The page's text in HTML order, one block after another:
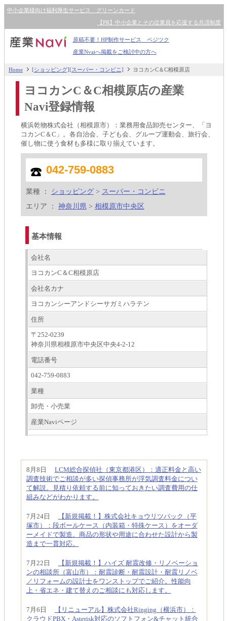
中小企業様向け福利厚生サービス グリーンカード
【PR】中小企業とその従業員を応援する共済制度
原稿不要！HP制作サービス ペジツク
産業Nvaiへ掲載をご検討中の方へ
Home [ショッピング][スーパー・コンビニ] ヨコカンC＆C相模原店
ヨコカンC＆C相模原店の産業
Navi登録情報
横浜乾物株式会社（相模原市）：業務用食品卸売センター、「ヨ
コカンC＆C」。各自治会、子ども会、グループ運動会、旅行会、
催し物に使う食材も多様に取り揃えています。
042-759-0883
業種 ： ショッピング> スーパー・コンビニ
エリア ： 神奈川県 > 相模原市中央区
基本情報
会社名
ヨコカンC＆C相模原店
会社名カナ
ヨコカンシーアンドシーサガミハラテン
住所
〒252-0239
神奈川県相模原市中央区中央4-2-12
電話番号
042-759-0883
業種
卸売・小売業
産業Naviページ
8月8日 LCM総合探偵社（東京都港区）：適正料金と高い
調査技術でご相談が多い探偵事務所が浮気調査料金につい
て解説。見積り依頼する前に知っておきたい調査費用の仕
組みなどがわかります。
7月24日
【新規掲載！】株式会社キョウリツパック（平
塚市）：段ボールケース（内装箱・特殊ケース）をオーダ
ーメイドで製造。商品の形状や用途に合わせた設計から製
造まで一貫対応。
7月22日
【新規掲載！】ハイズ 耐震改修・リノベーショ
ンの相談所（富山市）：耐震診断・耐震設計・耐震リノベ
／リフォームの設計士をワンストップでご紹介。性能向
上・省エネ・建て替えのご相談にも対応します。
7月6日
【リニューアル】株式会社Ringing（横浜市）：
クラウドPBX・Asterisk対応のソフトフォン&チャット統合